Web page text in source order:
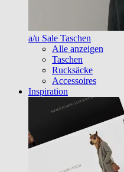
a/u Sale Taschen
Alle anzeigen
Taschen
Rucksäcke
Accessoires
Inspiration